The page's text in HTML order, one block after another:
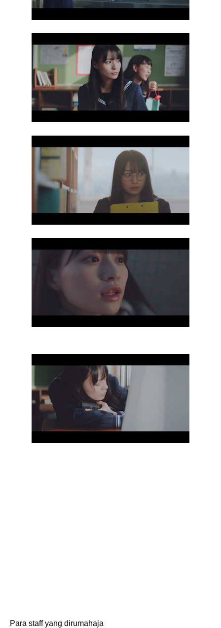
Para staff yang dirumahaja